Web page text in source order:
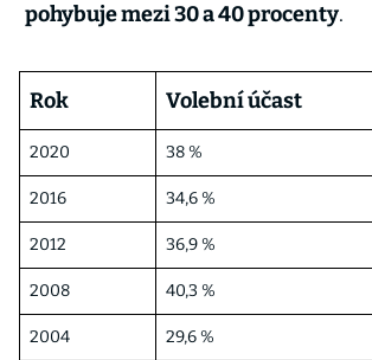
pohybuje mezi 30 a 40 procenty.
Rok Volební účast
2020 38 %
2016 34,6 %
2012 36,9 %
2008 40,3 %
2004 29,6 %